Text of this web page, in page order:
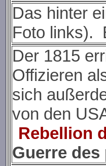
Das hinter
Foto links).
Der 1815
Offizieren
sich
von den
Rebellion
Guerre